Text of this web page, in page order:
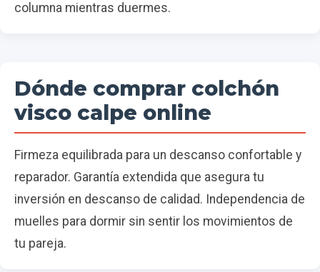
columna mientras duermes.
Dónde comprar colchón
visco calpe online
Firmeza equilibrada para un descanso confortable y
reparador. Garantía extendida que asegura tu
inversión en descanso de calidad. Independencia de
muelles para dormir sin sentir los movimientos de
tu pareja.